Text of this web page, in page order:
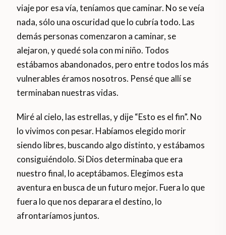
viaje por esa vía, teníamos que caminar. No se veía
nada, sólo una oscuridad que lo cubría todo. Las
demás personas comenzaron a caminar, se
alejaron, y quedé sola con mi niño. Todos
estábamos abandonados, pero entre todos los más
vulnerables éramos nosotros. Pensé que allí se
terminaban nuestras vidas.
Miré al cielo, las estrellas, y dije “Esto es el fin”. No
lo vivimos con pesar. Habíamos elegido morir
siendo libres, buscando algo distinto, y estábamos
consiguiéndolo. Si Dios determinaba que era
nuestro final, lo aceptábamos. Elegimos esta
aventura en busca de un futuro mejor. Fuera lo que
fuera lo que nos deparara el destino, lo
afrontaríamos juntos.